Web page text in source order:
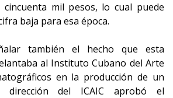
cincuenta mil pesos, lo cual puede
baja para esa época.
también el hecho que esta
al Instituto Cubano del Arte
en la producción de un
dirección del ICAIC aprobó el